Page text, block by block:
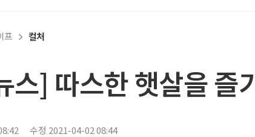
프 컬처
스] 따스한 햇살을 즐
수정 2021-04-02 08:44